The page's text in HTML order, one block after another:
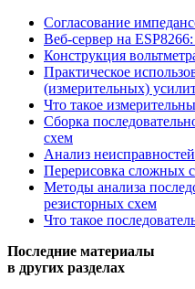
Согласование
Веб-сервер на
Конструкция
Практическое
(измерительных)
Что такое
Сборка
схем
Анализ
Перерисовка сложных
Методы анализа
резисторных схем
Что такое
Последние материалы
в других разделах